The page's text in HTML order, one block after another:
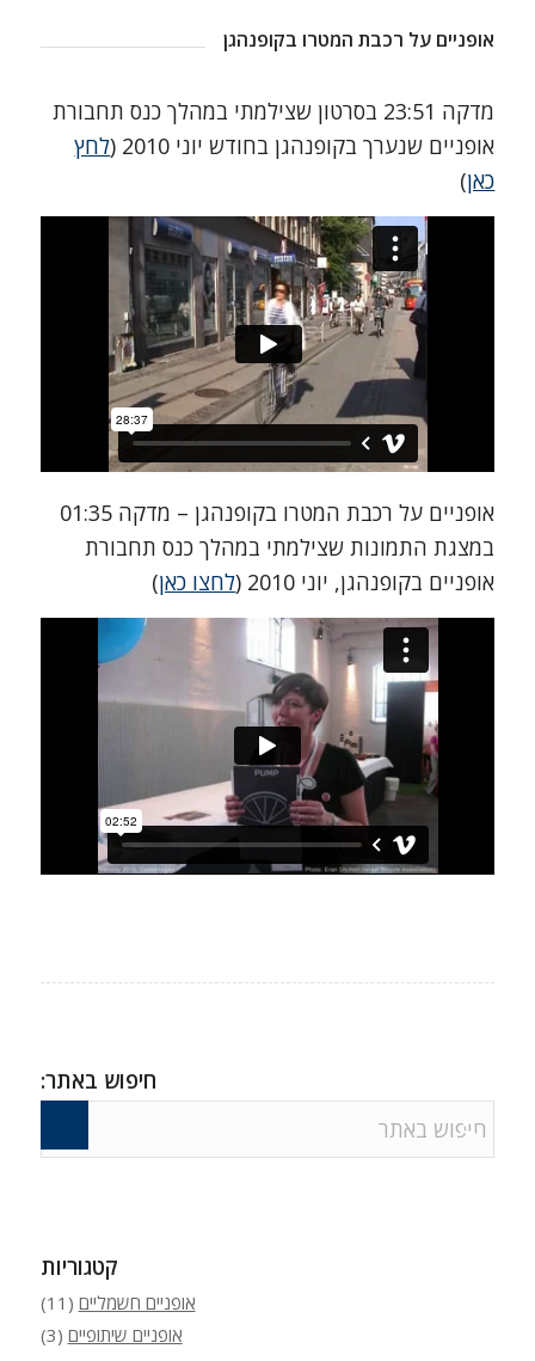
אופניים על רכבת המטרו בקופנהגן
מדקה 23:51 בסרטון שצילמתי במהלך כנס תחבורת
אופניים שנערך בקופנהגן בחודש יוני 2010 (
לחץ
כאן)
אופניים על רכבת המטרו בקופנהגן – מדקה 01:35
במצגת התמונות שצילמתי במהלך כנס תחבורת
אופניים בקופנהגן, יוני 2010 (
לחצו כאן)
חיפוש באתר:
קטגוריות
אופניים חשמליים (11)
אופניים שיתופיים (3)